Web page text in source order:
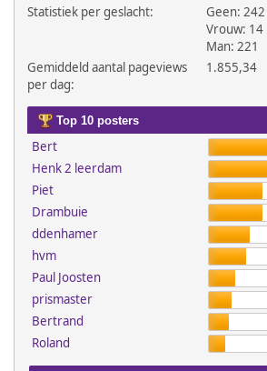
Statistiek per geslacht:
Geen: 242
Vrouw: 14
Man: 221
Gemiddeld aantal pageviews
per dag:
1.855,34
Top 10 posters
Bert
Henk 2 leerdam
Piet
Drambuie
ddenhamer
hvm
Paul Joosten
prismaster
Bertrand
Roland